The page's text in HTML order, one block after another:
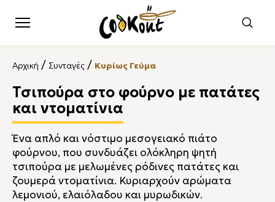
Αρχική / Συνταγές / Κυρίως Γεύμα
Τσιπούρα στο φούρνο με πατάτες
και ντοματίνια
Ένα απλό και νόστιμο μεσογειακό πιάτο
φούρνου, που συνδυάζει ολόκληρη ψητή
τσιπούρα με μελωμένες ρόδινες πατάτες και
ζουμερά ντοματίνια. Κυριαρχούν αρώματα
λεμονιού, ελαιόλαδου και μυρωδικών.